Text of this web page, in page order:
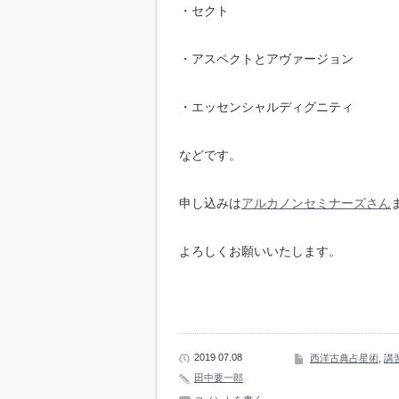
・セクト
・アスペクトとアヴァージョン
・エッセンシャルディグニティ
などです。
申し込みはアルカノンセミナーズさん
よろしくお願いいたします。
2019 07.08
田中要一郎
西洋古典占星術 講